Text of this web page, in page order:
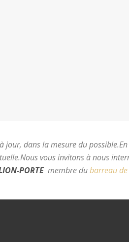
jour, dans la mesure du possible.En
Nous vous invitons à nous
PORTE membre dubarreau de